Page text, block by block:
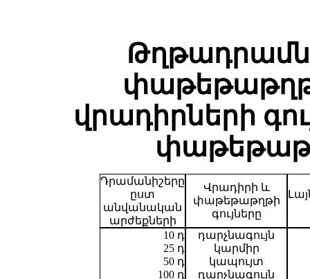
վրադիրների
Դրամանիշերը
ըստ
անվանական
արժեքների
Վրադիրի և
փաթեթաթղթի
գույները
10 դ
դարչնագույն
25 դ
կարմիր
50 դ
կապույտ
100 դ
դարչնագույն